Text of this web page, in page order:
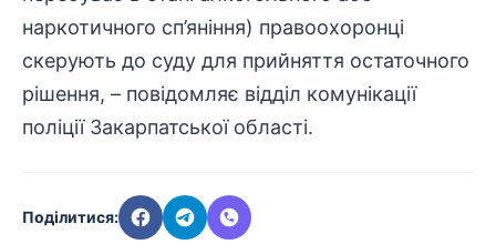
наркотичного сп’яніння) правоохоронці
скерують до суду для прийняття остаточного
рішення, – повідомляє відділ комунікації
поліції Закарпатської області.
Поділитися: